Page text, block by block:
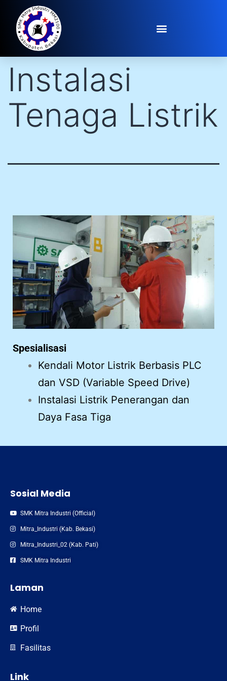
Teknik
Instalasi
Tenaga Listrik
Spesialisasi
Kendali Motor Listrik Berbasis PLC
dan VSD (Variable Speed Drive)
Instalasi Listrik Penerangan dan
Daya Fasa Tiga
Sosial Media
SMK Mitra Industri (Official)
Mitra_Industri (Kab. Bekasi)
Mitra_Industri_02 (Kab. Pati)
SMK Mitra Industri
Laman
Home
Profil
Fasilitas
Link